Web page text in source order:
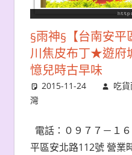
§雨神§【台南安
川焦皮布丁★遊府
憶兒時古早味
2015-11-24 吃
灣
電話：０９７７－１
平區安北路112號 營業